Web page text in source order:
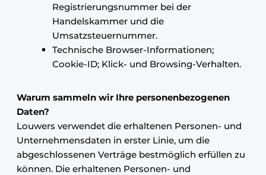
Registrierungsnummer bei der
Handelskammer und die
Umsatzsteuernummer.
Technische Browser-Informationen;
Cookie-ID; Klick- und Browsing-Verhalten.
Warum sammeln wir Ihre personenbezogenen
Daten?
Louwers verwendet die erhaltenen Personen- und
Unternehmensdaten in erster Linie, um die
abgeschlossenen Verträge bestmöglich erfüllen zu
können. Die erhaltenen Personen- und